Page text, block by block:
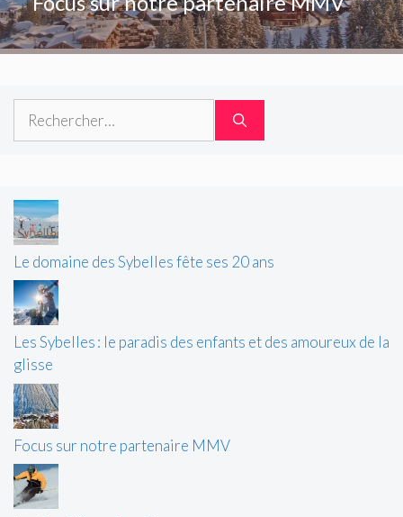
Le domaine des Sybelles fête ses 20 ans
Les Sybelles : le paradis des enfants et des amoureux de la
glisse
Focus sur notre partenaire MMV